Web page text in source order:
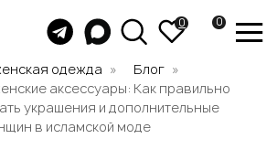
0
одежда
Блог
аксессуары: Как правильно
украшения и дополнительные
в исламской моде